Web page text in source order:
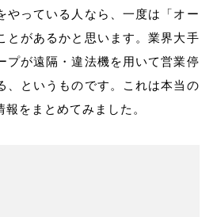
やっている人なら、一度は「オー
とがあるかと思います。業界大手
プが遠隔・違法機を用いて営業停
、というものです。これは本当の
をまとめてみました。